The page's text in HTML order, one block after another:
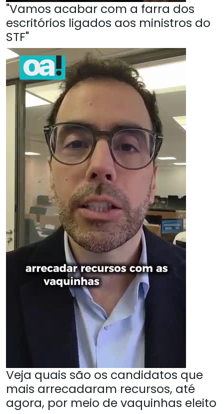
"Vamos acabar com a farra dos
escritórios ligados aos ministros do
STF"
Veja quais são os candidatos que
mais arrecadaram recursos, até
agora, por meio de vaquinhas eleito